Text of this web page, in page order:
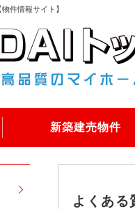
件情報サイト】
新築建売物件
よくある